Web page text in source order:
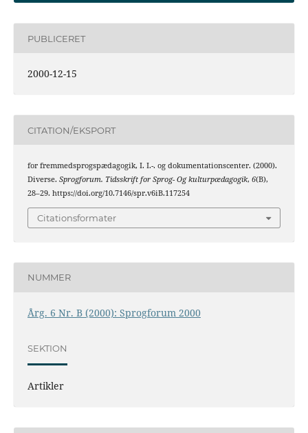
PUBLICERET
2000-12-15
CITATION/EKSPORT
for fremmedsprogspædagogik, I. I.-. og dokumentationscenter. (2000).
Diverse. Sprogforum. Tidsskrift for Sprog- Og kulturpædagogik, 6(B),
28–29. https://doi.org/10.7146/spr.v6iB.117254
Citationsformater
NUMMER
Årg. 6 Nr. B (2000): Sprogforum 2000
SEKTION
Artikler